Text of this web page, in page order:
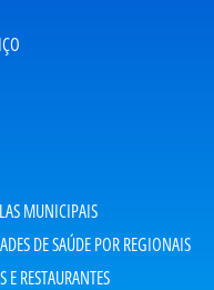
MUNICIPAIS
DE SAÚDE POR REGIONAIS
E RESTAURANTES